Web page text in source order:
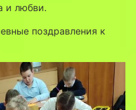
и любви.
поздравления к